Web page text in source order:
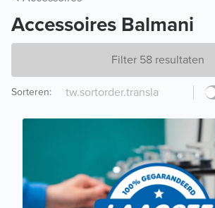
Accessoires Balmani
Filter 58 resultaten
Sorteren: